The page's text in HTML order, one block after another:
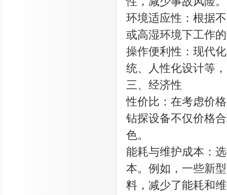
环境适应性：根据
或高湿环境下工作
操作便利性：现代
统、人性化设计等
三、经济性
性价比：在考虑价
钻探设备不仅价格
色。
能耗与维护成本：
本。例如，一些新
料，减少了能耗和